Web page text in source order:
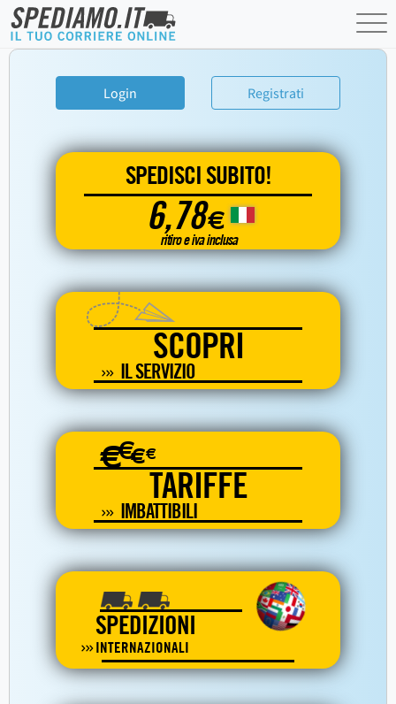
Login Registrati
SPEDISCI SUBITO!
6,78€
ritiro e iva inclusa
SCOPRI
IL SERVIZIO
€€€€
TARIFFE
IMBATTIBILI
SPEDIZIONI
INTERNAZIONALI